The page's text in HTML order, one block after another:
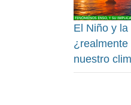
El Niño y la
¿realmente
nuestro